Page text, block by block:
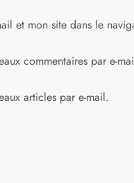
et mon site dans le
commentaires par e-
articles par e-mail.